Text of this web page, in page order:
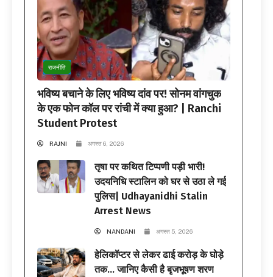
राजनीति
भविष्य बचाने के लिए भविष्य दांव पर! सोनम वांगचुक
के एक फोन कॉल पर रांची में क्या हुआ? | Ranchi
Student Protest
RAJNI अगस्त 6, 2026
तृषा पर कथित टिप्पणी पड़ी भारी!
उदयनिधि स्टालिन को घर से उठा ले गई
पुलिस| Udhayanidhi Stalin
Arrest News
NANDANI अगस्त 5, 2026
हेलिकॉप्टर से लेकर ढाई करोड़ के घोड़े
तक… जानिए कैसी है बृजभूषण शरण